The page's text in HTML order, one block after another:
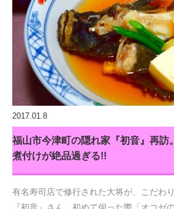
2017.01.8
福山市今津町の隠れ家『初音』再訪
煮付けが絶品過ぎる!!
有名寿司店で修行された大将が、こだわ
『初音』さん。初めて伺った際「オコゼ